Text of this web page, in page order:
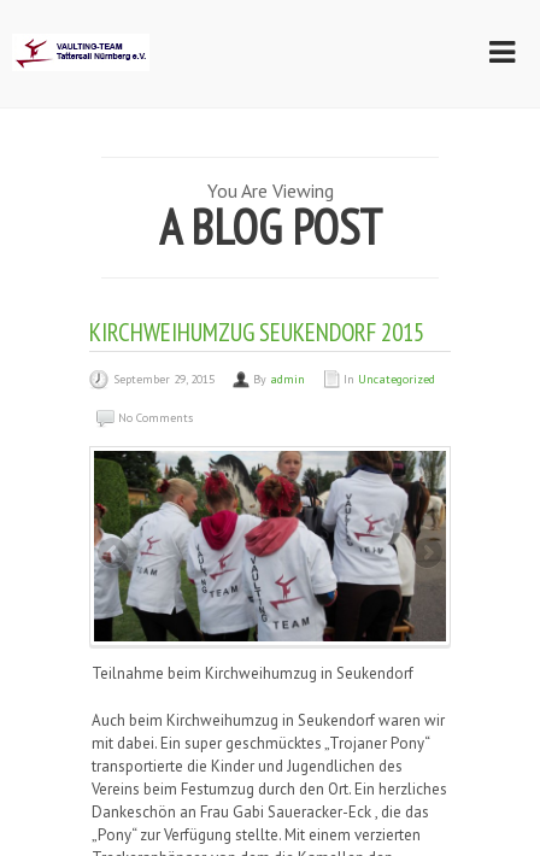
You Are Viewing
A BLOG POST
KIRCHWEIHUMZUG SEUKENDORF 2015
September 29, 2015 By admin In Uncategorized
No Comments
Teilnahme beim Kirchweihumzug in Seukendorf
Auch beim Kirchweihumzug in Seukendorf waren wir
mit dabei. Ein super geschmücktes „Trojaner Pony“
transportierte die Kinder und Jugendlichen des
Vereins beim Festumzug durch den Ort. Ein herzliches
Dankeschön an Frau Gabi Saueracker-Eck , die das
„Pony“ zur Verfügung stellte. Mit einem verzierten